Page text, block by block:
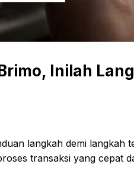
Inilah
langkah demi langkah
transaksi yang cepat